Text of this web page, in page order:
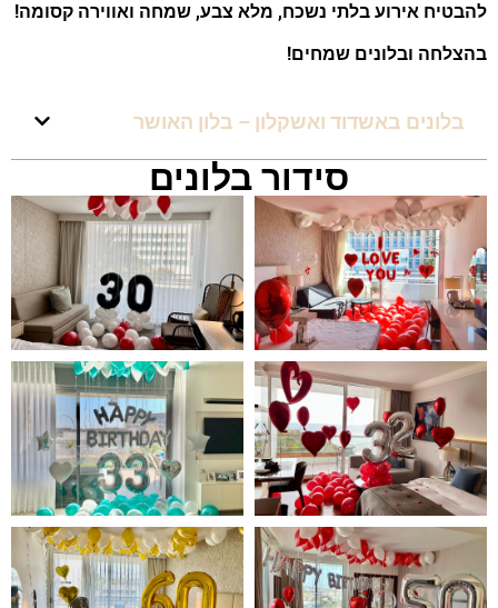
להבטיח אירוע בלתי נשכח, מלא צבע, שמחה ואווירה קסומה!
בהצלחה ובלונים שמחים!
בלונים באשדוד ואשקלון – בלון האושר
סידור בלונים